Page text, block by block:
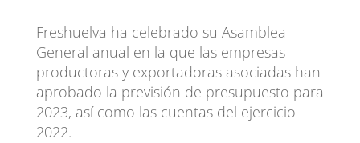
Freshuelva ha celebrado su Asamblea
General anual en la que las empresas
productoras y exportadoras asociadas han
aprobado la previsión de presupuesto para
2023, así como las cuentas del ejercicio
2022.